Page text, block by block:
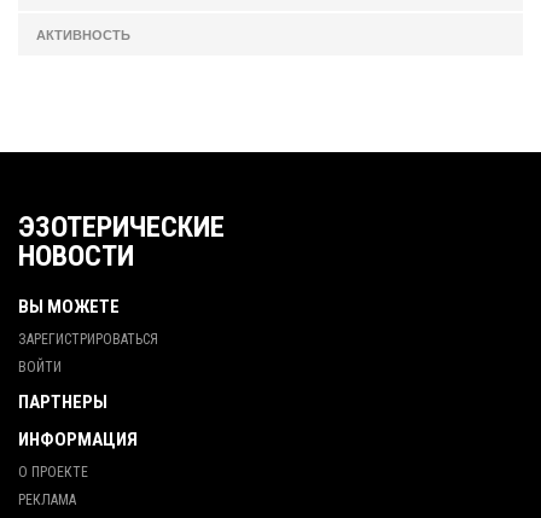
АКТИВНОСТЬ
ЭЗОТЕРИЧЕСКИЕ
НОВОСТИ
ВЫ МОЖЕТЕ
ЗАРЕГИСТРИРОВАТЬСЯ
ВОЙТИ
ПАРТНЕРЫ
ИНФОРМАЦИЯ
О ПРОЕКТЕ
РЕКЛАМА